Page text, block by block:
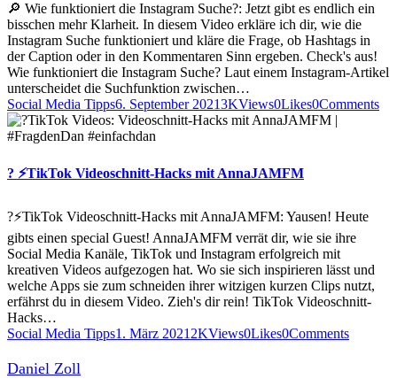
🔎 Wie funktioniert die Instagram Suche?: Jetzt gibt es endlich ein
bisschen mehr Klarheit. In diesem Video erkläre ich dir, wie die
Instagram Suche funktioniert und kläre die Frage, ob Hashtags in
der Caption oder in den Kommentaren Sinn ergeben. Check's aus!
Wie funktioniert die Instagram Suche? Laut einem Instagram-Artikel
unterscheidet die Suchfunktion zwischen…
Social Media Tipps6. September 20213KViews0Likes0Comments
? ⚡️TikTok Videoschnitt-Hacks mit AnnaJAMFM
?⚡️TikTok Videoschnitt-Hacks mit AnnaJAMFM: Yausen! Heute
gibts einen special Guest! AnnaJAMFM verrät dir, wie sie ihre
Social Media Kanäle, TikTok und Instagram erfolgreich mit
kreativen Videos aufgezogen hat. Wo sie sich inspirieren lässt und
welche Apps sie zum schneiden ihrer witzigen kurzen Clips nutzt,
erfährst du in diesem Video. Zieh's dir rein! TikTok Videoschnitt-
Hacks…
Social Media Tipps1. März 2021 2KViews0Likes0Comments
Daniel Zoll